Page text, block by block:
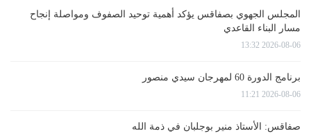
المجلس الجهوي بصفاقس يؤكد أهمية توحيد الصفوف ومواصلة إنجاح
مسار البناء القاعدي
2026-08-06 13:32
برنامج الدورة 60 لمهرجان سيدي منصور
2026-08-06 11:21
صفاقس: الأستاذ منير بوجلبان في ذمة الله